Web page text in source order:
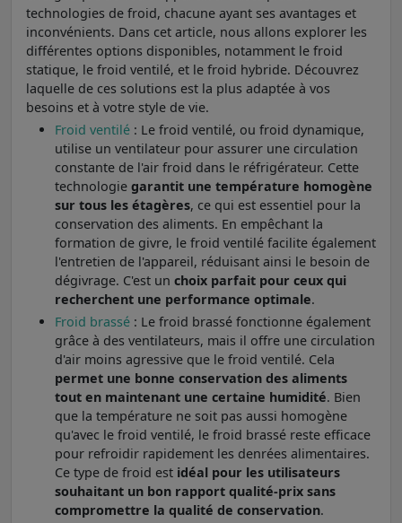
technologies de froid, chacune ayant ses avantages et
inconvénients. Dans cet article, nous allons explorer les
différentes options disponibles, notamment le froid
statique, le froid ventilé, et le froid hybride. Découvrez
laquelle de ces solutions est la plus adaptée à vos
besoins et à votre style de vie.
Froid ventilé : Le froid ventilé, ou froid dynamique,
utilise un ventilateur pour assurer une circulation
constante de l'air froid dans le réfrigérateur. Cette
technologie garantit une température homogène
sur tous les étagères, ce qui est essentiel pour la
conservation des aliments. En empêchant la
formation de givre, le froid ventilé facilite également
l'entretien de l'appareil, réduisant ainsi le besoin de
dégivrage. C'est un choix parfait pour ceux qui
recherchent une performance optimale.
Froid brassé : Le froid brassé fonctionne également
grâce à des ventilateurs, mais il offre une circulation
d'air moins agressive que le froid ventilé. Cela
permet une bonne conservation des aliments
tout en maintenant une certaine humidité. Bien
que la température ne soit pas aussi homogène
qu'avec le froid ventilé, le froid brassé reste efficace
pour refroidir rapidement les denrées alimentaires.
Ce type de froid est idéal pour les utilisateurs
souhaitant un bon rapport qualité-prix sans
compromettre la qualité de conservation.